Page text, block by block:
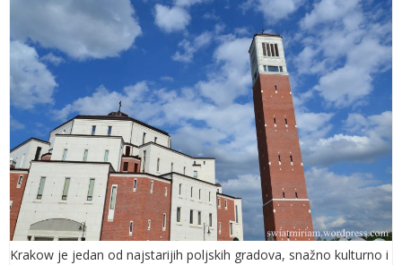
Krakow je jedan od najstarijih poljskih gradova, snažno kulturno i